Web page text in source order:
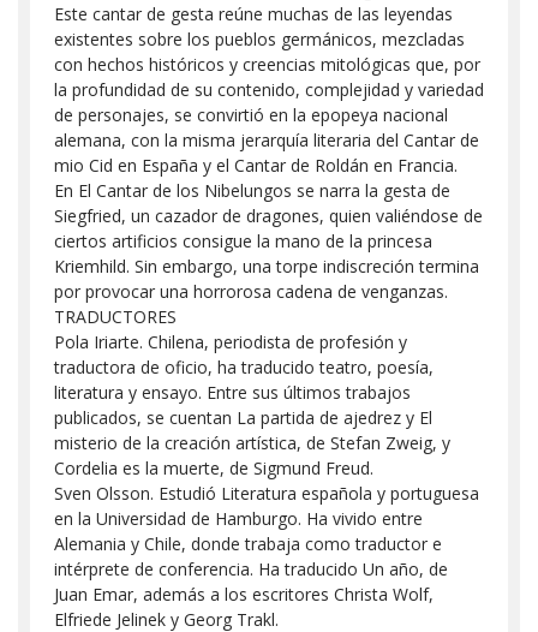
Este cantar de gesta reúne muchas de las leyendas
existentes sobre los pueblos germánicos, mezcladas
con hechos históricos y creencias mitológicas que, por
la profundidad de su contenido, complejidad y variedad
de personajes, se convirtió en la epopeya nacional
alemana, con la misma jerarquía literaria del Cantar de
mio Cid en España y el Cantar de Roldán en Francia.
En El Cantar de los Nibelungos se narra la gesta de
Siegfried, un cazador de dragones, quien valiéndose de
ciertos artificios consigue la mano de la princesa
Kriemhild. Sin embargo, una torpe indiscreción termina
por provocar una horrorosa cadena de venganzas.
TRADUCTORES
Pola Iriarte. Chilena, periodista de profesión y
traductora de oficio, ha traducido teatro, poesía,
literatura y ensayo. Entre sus últimos trabajos
publicados, se cuentan La partida de ajedrez y El
misterio de la creación artística, de Stefan Zweig, y
Cordelia es la muerte, de Sigmund Freud.
Sven Olsson. Estudió Literatura española y portuguesa
en la Universidad de Hamburgo. Ha vivido entre
Alemania y Chile, donde trabaja como traductor e
intérprete de conferencia. Ha traducido Un año, de
Juan Emar, además a los escritores Christa Wolf,
Elfriede Jelinek y Georg Trakl.